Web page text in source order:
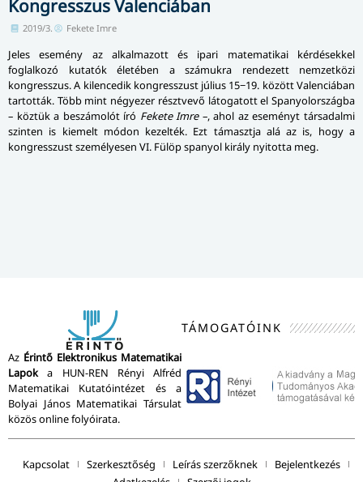
Kongresszus Valenciában
2019/3. Fekete Imre
Jeles esemény az alkalmazott és ipari matematikai kérdésekkel
foglalkozó kutatók életében a számukra rendezett nemzetközi
kongresszus. A kilencedik kongresszust július 15−19. között Valenciában
tartották. Több mint négyezer résztvevő látogatott el Spanyolországba
– köztük a beszámolót író Fekete Imre–, ahol az eseményt társadalmi
szinten is kiemelt módon kezelték. Ezt támasztja alá az is, hogy a
kongresszust személyesen VI. Fülöp spanyol király nyitotta meg.
Az Érintő Elektronikus Matematikai
Lapoka HUN-REN Rényi Alfréd
Matematikai Kutatóintézet és a
Bolyai János Matematikai Társulat
közös online folyóirata.
TÁMOGATÓINK
Kapcsolat Szerkesztőség Leírás szerzőknek
Bejelentkezés